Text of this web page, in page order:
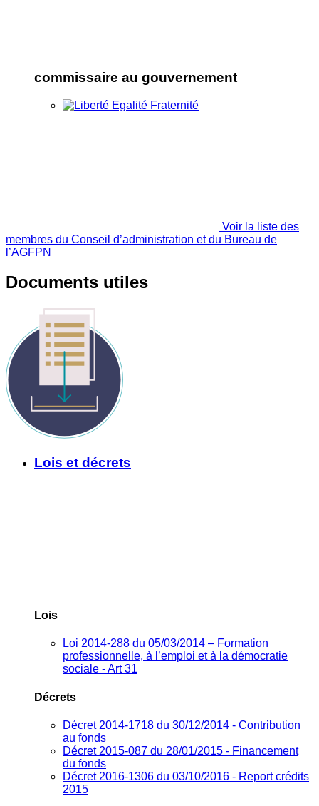
commissaire au gouvernement
Voir la liste des
membres du Conseil d’administration et du Bureau de
l’AGFPN
Documents utiles
Lois et décrets
Lois
Loi 2014-288 du 05/03/2014 – Formation
professionnelle, à l’emploi et à la démocratie
sociale - Art 31
Décrets
Décret 2014-1718 du 30/12/2014 - Contribution
au fonds
Décret 2015-087 du 28/01/2015 - Financement
du fonds
Décret 2016-1306 du 03/10/2016 - Report crédits
2015